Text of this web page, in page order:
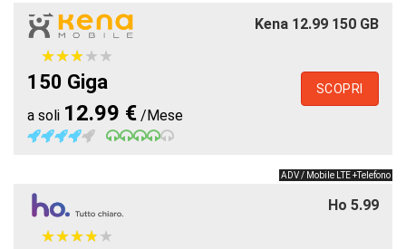
Kena 12.99 150 GB
★★★★★
★★★★★
150 Giga
a soli 12.99 € /Mese
SCOPRI
ADV / Mobile LTE +Telefono
Ho 5.99
★★★★★
★★★★★